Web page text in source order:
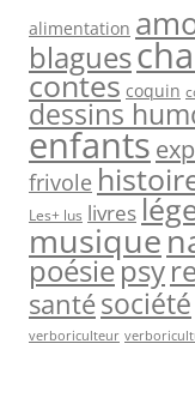
alimentation
blagues
contes coquin
dessins
enfants
frivole
Les+ lus livres
musique
poésiepsy
santésociété
verboriculteur